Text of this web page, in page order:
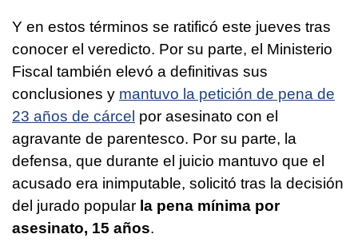
Y en estos términos se ratificó este jueves tras
conocer el veredicto. Por su parte, el Ministerio
Fiscal también elevó a definitivas sus
conclusiones y mantuvo la petición de pena de
23 años de cárcel por asesinato con el
agravante de parentesco. Por su parte, la
defensa, que durante el juicio mantuvo que el
acusado era inimputable, solicitó tras la decisión
del jurado popular la pena mínima por
asesinato, 15 años.